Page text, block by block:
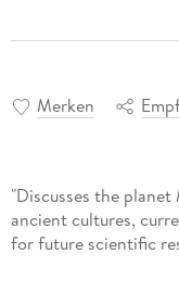
Merken
"Discusses the
ancient cultures,
for future scientific